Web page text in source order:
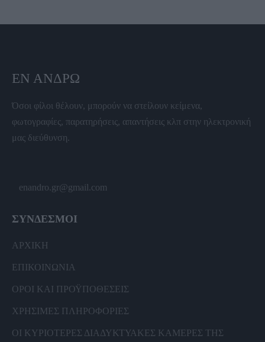
ΕΝ ΆΝΔΡΩ
Όσοι φίλοι θέλουν, μπορούν να στείλουν κείμενα,
φωτογραφίες, παρατηρήσεις, απαντήσεις κλπ στην ηλεκτρονική
μας διεύθυνση.
enandro.gr@gmail.com
ΣΥΝΔΕΣΜΟΙ
ΑΡΧΙΚΗ
ΕΠΙΚΟΙΝΩΝΙΑ
ΟΡΟΙ ΚΑΙ ΠΡΟΫΠΟΘΕΣΕΙΣ
ΧΡΗΣΙΜΕΣ ΠΛΗΡΟΦΟΡΙΕΣ
ΟΙ ΚΥΡΙΟΤΕΡΕΣ ΔΙΑΔΥΚΤΥΑΚΕΣ ΚΑΜΕΡΕΣ ΤΗΣ